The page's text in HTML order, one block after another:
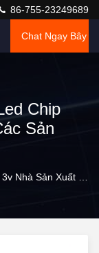
86-755-23249689
Chat Ngay Bây
Chip
Sản